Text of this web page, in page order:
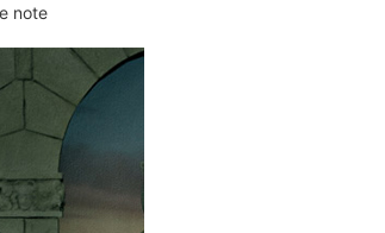
note